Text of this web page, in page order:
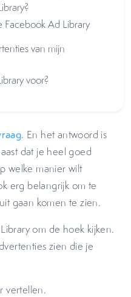
Facebook Ad Library
van mijn
voor?
. En het antwoord is
dat je heel goed
welke manier wilt
erg belangrijk om te
gaan komen te zien.
om de hoek kijken.
zien die je
vertellen.